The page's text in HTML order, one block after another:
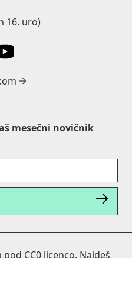
16. uro)
mesečni novičnik
CC0 licenco. Najdeš